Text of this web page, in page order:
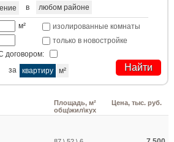
в любом районе
м²
изолированные комнаты
только в новостройке
договором:
за квартиру м²
Площадь, м²
общ\жил\кух
Цена, тыс. руб.